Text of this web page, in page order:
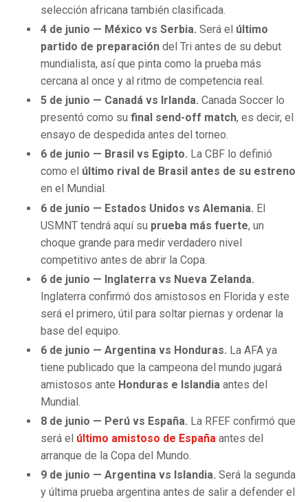
selección africana también clasificada.
4 de junio — México vs Serbia. Será el último
partido de preparación del Tri antes de su debut
mundialista, así que pinta como la prueba más
cercana al once y al ritmo de competencia real.
5 de junio — Canadá vs Irlanda. Canada Soccer lo
presentó como sufinal send-off match, es decir, el
ensayo de despedida antes del torneo.
6 de junio — Brasil vs Egipto. La CBF lo definió
como el último rival de Brasil antes de su estreno
en el Mundial.
6 de junio — Estados Unidos vs Alemania. El
USMNT tendrá aquí su prueba más fuerte, un
choque grande para medir verdadero nivel
competitivo antes de abrir la Copa.
6 de junio — Inglaterra vs Nueva Zelanda.
Inglaterra confirmó dos amistosos en Florida y este
será el primero, útil para soltar piernas y ordenar la
base del equipo.
6 de junio — Argentina vs Honduras. La AFA ya
tiene publicado que la campeona del mundo jugará
amistosos ante Honduras e Islandia antes del
Mundial.
8 de junio — Perú vs España. La RFEF confirmó que
será el último amistoso de España antes del
arranque de la Copa del Mundo.
9 de junio — Argentina vs Islandia. Será la segunda
y última prueba argentina antes de salir a defender el